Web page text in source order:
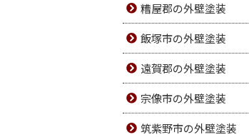
糟屋郡の外壁塗装
飯塚市の外壁塗装
遠賀郡の外壁塗装
宗像市の外壁塗装
筑紫野市の外壁塗装